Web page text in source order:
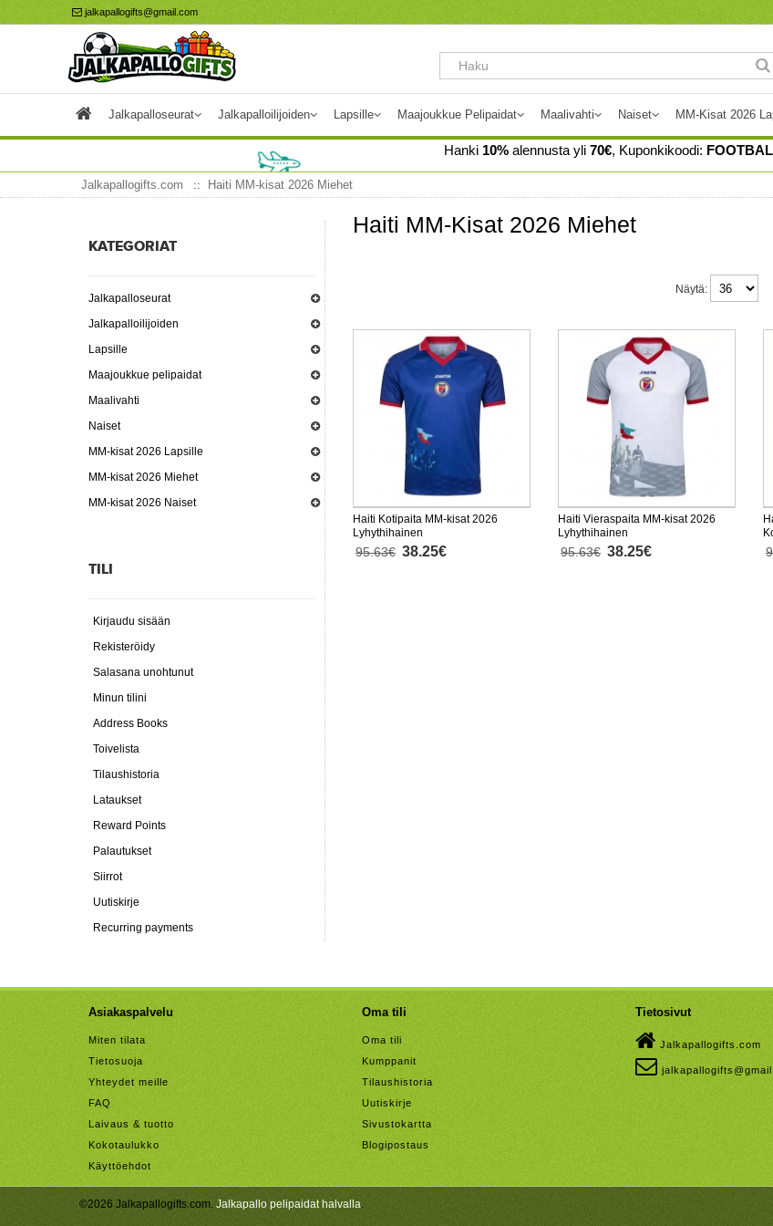
jalkapallogifts@gmail.com
Jalkapalloseurat Jalkapalloilijoiden Lapsille Maajoukkue Pelipaidat Maalivahti Naiset MM-Kisat 2026
Hanki 10% alennusta yli 70€, Kuponkikoodi:
Jalkapallogifts.com Haiti MM-kisat 2026 Miehet
KATEGORIAT
Jalkapalloseurat
Jalkapalloilijoiden
Lapsille
Maajoukkue pelipaidat
Maalivahti
Naiset
MM-kisat 2026 Lapsille
MM-kisat 2026 Miehet
MM-kisat 2026 Naiset
TILI
Kirjaudu sisään
Rekisteröidy
Salasana unohtunut
Minun tilini
Address Books
Toivelista
Tilaushistoria
Lataukset
Reward Points
Palautukset
Siirrot
Uutiskirje
Recurring payments
Haiti MM-Kisat 2026 Miehet
Näytä:
Haiti Kotipaita MM-kisat 2026
Lyhythihainen
95.63€ 38.25€
Haiti Vieraspaita MM-kisat 2026
Lyhythihainen
95.63€ 38.25€
Asiakaspalvelu
Miten tilata
Tietosuoja
Yhteydet meille
FAQ
Laivaus & tuotto
Kokotaulukko
Käyttöehdot
Oma tili
Oma tili
Kumppanit
Tilaushistoria
Uutiskirje
Sivustokartta
Blogipostaus
Tietosivut
Jalkapallogifts.com
©2026 Jalkapallogifts.com. Jalkapallo pelipaidat halvalla.